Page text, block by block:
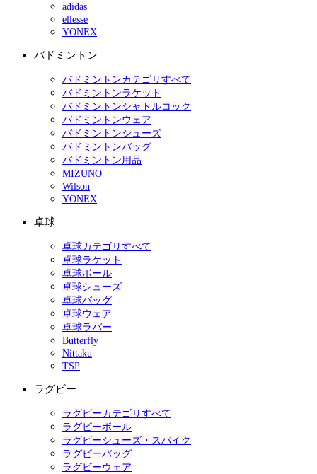
adidas
ellesse
YONEX
バドミントン
バドミントンカテゴリすべて
バドミントンラケット
バドミントンシャトルコック
バドミントンウェア
バドミントンシューズ
バドミントンバッグ
バドミントン用品
MIZUNO
Wilson
YONEX
卓球
卓球カテゴリすべて
卓球ラケット
卓球ボール
卓球シューズ
卓球バッグ
卓球ウェア
卓球ラバー
Butterfly
Nittaku
TSP
ラグビー
ラグビーカテゴリすべて
ラグビーボール
ラグビーシューズ・スパイク
ラグビーバッグ
ラグビーウェア